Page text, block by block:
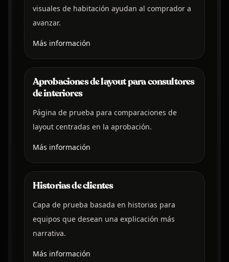
visuales de habitación ayudan al comprador a
avanzar.
Más información
Aprobaciones de layout para consultores
de interiores
Página de prueba para comparaciones de
layout centradas en la aprobación.
Más información
Historias de clientes
Capa de prueba basada en historias para
equipos que desean una explicación más
narrativa.
Más información